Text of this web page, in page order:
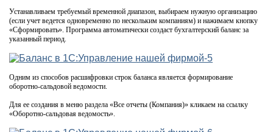
Устанавливаем требуемый временной диапазон, выбираем нужную организацию
(если учет ведется одновременно по нескольким компаниям) и нажимаем кнопку
«Сформировать». Программа автоматически создаст бухгалтерский баланс за
указанный период.
Одним из способов расшифровки строк баланса является формирование
оборотно-сальдовой ведомости.
Для ее создания в меню раздела «Все отчеты (Компания)» кликаем на ссылку
«Оборотно-сальдовая ведомость».